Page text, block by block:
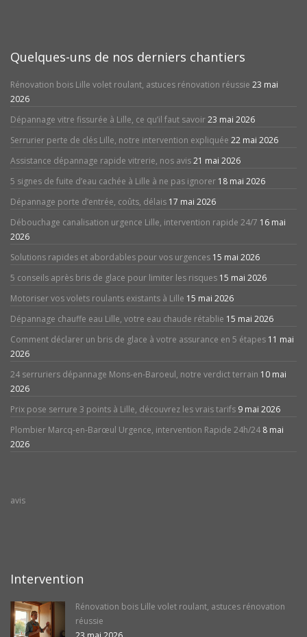
Quelques-uns de nos derniers chantiers
Rénovation bois Lille volet roulant, astuces rénovation réussie 23 mai
2026
Dépannage vitre fissurée à Lille, ce qu’il faut savoir23 mai 2026
Serrurier perte de clés Lille, notre intervention expliquée 22 mai 2026
Assistance dépannage rapide vitrerie, nos avis21 mai 2026
5 signes de fuite d’eau cachée à Lille à ne pas ignorer 18 mai 2026
Dépannage porte d’entrée, coûts, délais 17 mai 2026
Débouchage canalisation urgence Lille, intervention rapide 24/7 16 mai
2026
Solutions rapides et abordables pour vos urgences 15 mai 2026
5 conseils après bris de glace pour limiter les risques 15 mai 2026
Motoriser vos volets roulants existants à Lille 15 mai 2026
Dépannage chauffe eau Lille, votre eau chaude rétablie 15 mai 2026
Comment déclarer un bris de glace à votre assurance en 5 étapes 11 mai
2026
24 serruriers dépannage Mons-en-Baroeul, notre verdict terrain 10 mai
2026
Prix pose serrure 3 points à Lille, découvrez les vrais tarifs 9 mai 2026
Plombier Marcq-en-Barœul Urgence, intervention Rapide 24h/24 8 mai
2026
avis
Intervention
Rénovation bois Lille volet roulant, astuces rénovation
réussie